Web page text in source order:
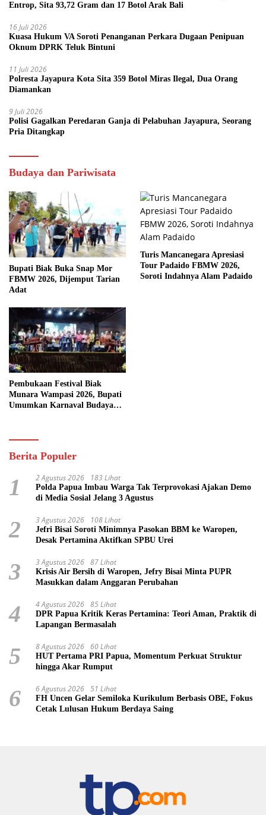
Entrop, Sita 93,72 Gram dan 17 Botol Arak Bali
16 Juli 2026
Kuasa Hukum VA Soroti Penanganan Perkara Dugaan Penipuan
Oknum DPRK Teluk Bintuni
11 Juli 2026
Polresta Jayapura Kota Sita 359 Botol Miras Ilegal, Dua Orang
Diamankan
9 Juli 2026
Polisi Gagalkan Peredaran Ganja di Pelabuhan Jayapura, Seorang
Pria Ditangkap
Budaya dan Pariwisata
Bupati Biak Buka Snap Mor
FBMW 2026, Dijemput Tarian
Adat
Turis Mancanegara Apresiasi
Tour Padaido FBMW 2026,
Soroti Indahnya Alam Padaido
Pembukaan Festival Biak
Munara Wampasi 2026, Bupati
Umumkan Karnaval Budaya
Berita Populer
1 2 Agustus 2026 183 Lihat
Polda Papua Imbau Warga Tak Terprovokasi Ajakan Demo
di Media Sosial Jelang 3 Agustus
2 3 Agustus 2026 108 Lihat
Jefri Bisai Soroti Minimnya Pasokan BBM ke Waropen,
Desak Pertamina Aktifkan SPBU Urei
3 3 Agustus 2026 87 Lihat
Krisis Air Bersih di Waropen, Jefry Bisai Minta PUPR
Masukkan dalam Anggaran Perubahan
4 4 Agustus 2026 85 Lihat
DPR Papua Kritik Keras Pertamina: Teori Aman, Praktik di
Lapangan Bermasalah
5 8 Agustus 2026 60 Lihat
HUT Pertama PRI Papua, Momentum Perkuat Struktur
hingga Akar Rumput
6 6 Agustus 2026 51 Lihat
FH Uncen Gelar Semiloka Kurikulum Berbasis OBE, Fokus
Cetak Lulusan Hukum Berdaya Saing